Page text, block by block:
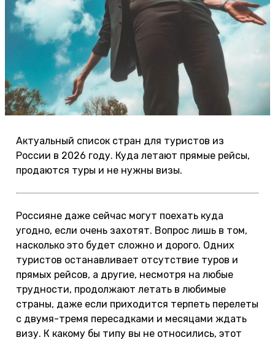
Актуальный список стран для туристов из
России в 2026 году. Куда летают прямые рейсы,
продаются туры и не нужны визы.
Россияне даже сейчас могут поехать куда
угодно, если очень захотят. Вопрос лишь в том,
насколько это будет сложно и дорого. Одних
туристов останавливает отсутствие туров и
прямых рейсов, а другие, несмотря на любые
трудности, продолжают летать в любимые
страны, даже если приходится терпеть перелеты
с двумя-тремя пересадками и месяцами ждать
визу. К какому бы типу вы не относились, этот